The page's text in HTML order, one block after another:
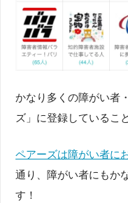
かなり多くの障がい者
ズ」に登録しているこ
ペアーズは障がい者に
通り、障がい者にもか
す！